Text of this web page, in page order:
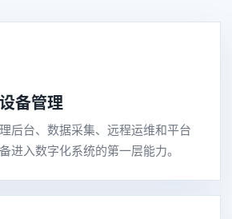
备管理
后台、数据采集、远程运维和平台
进入数字化系统的第一层能力。